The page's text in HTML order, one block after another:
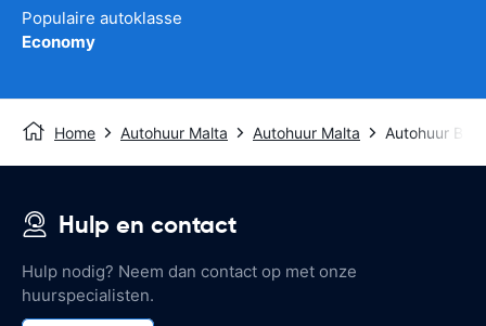
Populaire autoklasse
Economy
Home Autohuur Malta Autohuur Malta Autohuur
Hulp en contact
Hulp nodig? Neem dan contact op met onze
huurspecialisten.